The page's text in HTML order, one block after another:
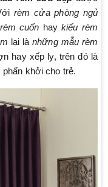
rèm cửa phòng ngủ
rèm cuốn haykiểu rèm
lại lànhững mẫu rèm
hay xếp ly, trên đó là
khởi cho trẻ.